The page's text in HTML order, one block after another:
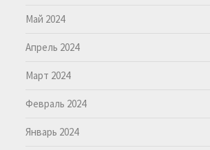
Май 2024
Апрель 2024
Март 2024
Февраль 2024
Январь 2024